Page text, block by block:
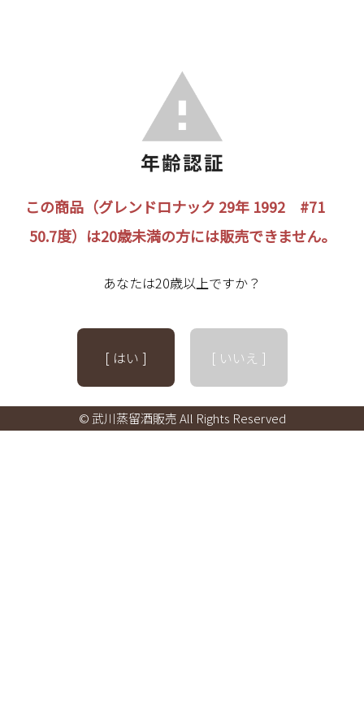
この商品（グレンドロナック 29年 1992 #71
50.7度）は20歳未満の方には販売できません。
あなたは20歳以上ですか？
[ はい ] [ いいえ ]
© 武川蒸留酒販売 All Rights Reserved